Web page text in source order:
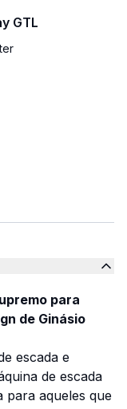
GTL
para
de Ginásio
escada e
de escada
para aqueles que